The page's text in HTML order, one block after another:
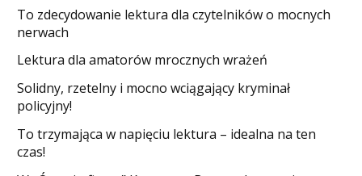
​To zdecydowanie lektura dla czytelników o mocnych
nerwach
Lektura dla amatorów mrocznych wrażeń
Solidny, rzetelny i mocno wciągający kryminał
policyjny!
​To trzymająca w napięciu lektura – idealna na ten
czas!